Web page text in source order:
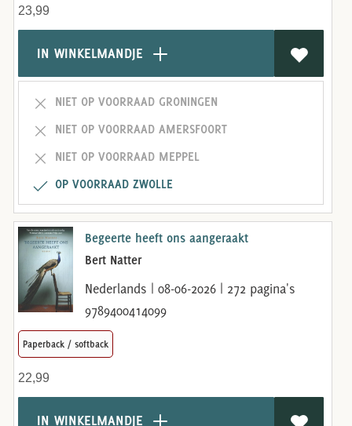
23,99
IN WINKELMANDJE
NIET OP VOORRAAD GRONINGEN
NIET OP VOORRAAD AMERSFOORT
NIET OP VOORRAAD MEPPEL
OP VOORRAAD ZWOLLE
Begeerte heeft ons aangeraakt
Bert Natter
Nederlands | 08-06-2026 | 272 pagina's
9789400414099
Paperback / softback
22,99
IN WINKELMANDJE